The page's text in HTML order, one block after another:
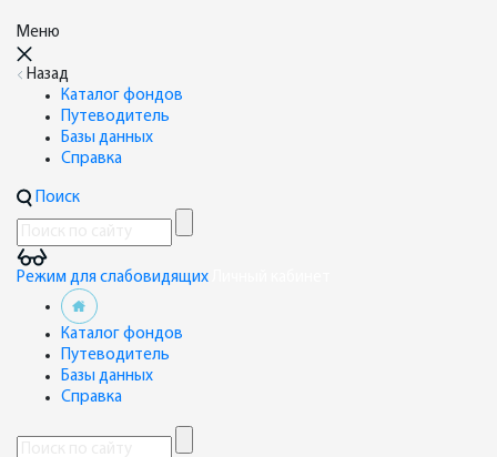
Меню
Назад
Каталог фондов
Путеводитель
Базы данных
Справка
Поиск
Режим для слабовидящих
Каталог фондов
Путеводитель
Базы данных
Справка